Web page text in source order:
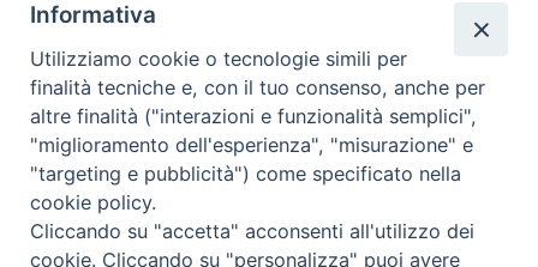
Redazione
Scrivici
Copyright © 2019 - Tutti i diritti riservati - Vita
Trentina Editrice
Informativa
Utilizziamo cookie o tecnologie simili per
finalità tecniche e, con il tuo consenso, anche per
altre finalità ("interazioni e funzionalità semplici",
"miglioramento dell'esperienza", "misurazione" e
"targeting e pubblicità") come specificato nella
cookie policy.
Cliccando su "accetta" acconsenti all'utilizzo dei
cookie. Cliccando su "personalizza" puoi avere